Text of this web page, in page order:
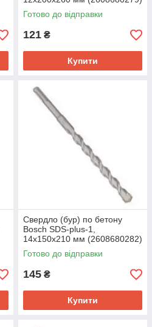
Готово до відправки
121 ₴
Купити
Свердло (бур) по бетону
Bosch SDS-plus-1,
14x150x210 мм (2608680282)
Готово до відправки
145 ₴
Купити